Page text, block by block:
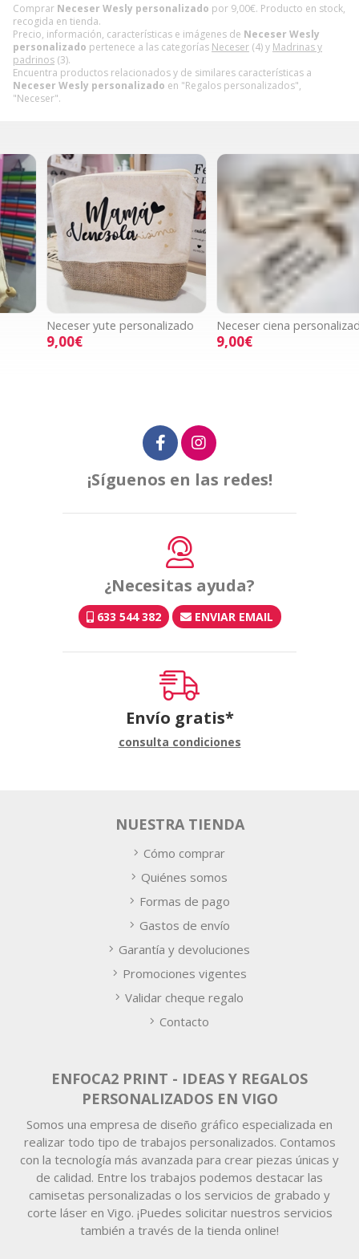
Comprar Neceser Wesly personalizado por 9,00€. Producto en stock,
recogida en tienda.
Precio, información, características e imágenes de Neceser Wesly
personalizado pertenece a las categorías Neceser (4) y Madrinas y
padrinos (3).
Encuentra productos relacionados y de similares características a
Neceser Wesly personalizado en "Regalos personalizados",
"Neceser".
Neceser yute personalizado
9,00€
Neceser ciena personalizado
9,00€
¡Síguenos en las redes!
¿Necesitas ayuda?
633 544 382 ENVIAR EMAIL
Envío gratis*
consulta condiciones
ENFOCA2 PRINT - IDEAS Y REGALOS
PERSONALIZADOS EN VIGO
Somos una empresa de diseño gráfico especializada en
realizar todo tipo de trabajos personalizados. Contamos
con la tecnología más avanzada para crear piezas únicas y
de calidad. Entre los trabajos podemos destacar las
camisetas personalizadas o los servicios de grabado y
corte láser en Vigo. ¡Puedes solicitar nuestros servicios
también a través de la tienda online!
NUESTRA TIENDA
Cómo comprar
Quiénes somos
Formas de pago
Gastos de envío
Garantía y devoluciones
Promociones vigentes
Validar cheque regalo
Contacto